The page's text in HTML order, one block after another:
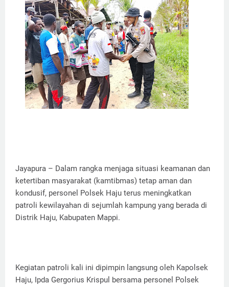
Jayapura – Dalam rangka menjaga situasi keamanan dan
ketertiban masyarakat (kamtibmas) tetap aman dan
kondusif, personel Polsek Haju terus meningkatkan
patroli kewilayahan di sejumlah kampung yang berada di
Distrik Haju, Kabupaten Mappi.
‎Kegiatan patroli kali ini dipimpin langsung oleh Kapolsek
Haju, Ipda Gergorius Krispul bersama personel Polsek